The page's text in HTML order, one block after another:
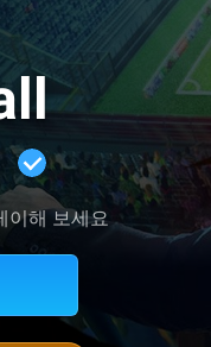
이해 보세요